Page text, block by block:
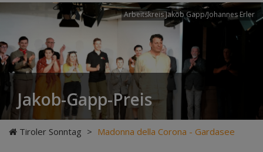
Arbeitskreis Jakob Gapp/Johannes Erler
Jakob-Gapp-Preis
Tiroler Sonntag > Madonna della Corona - Gardasee